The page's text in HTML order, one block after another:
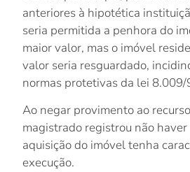
anteriores à hipotética
seria permitida a penhora do
maior valor, mas o imóvel
valor seria resguardado,
normas protetivas da lei 8.009/
Ao negar provimento ao
magistrado registrou não
aquisição do imóvel tenha
execução.